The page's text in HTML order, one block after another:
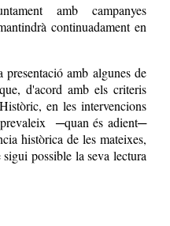
amb campanyes
continuadament en
presentació amb algunes de
d'acord amb els criteris
en les intervencions
─quan és adient─
històrica de les mateixes,
possible la seva lectura